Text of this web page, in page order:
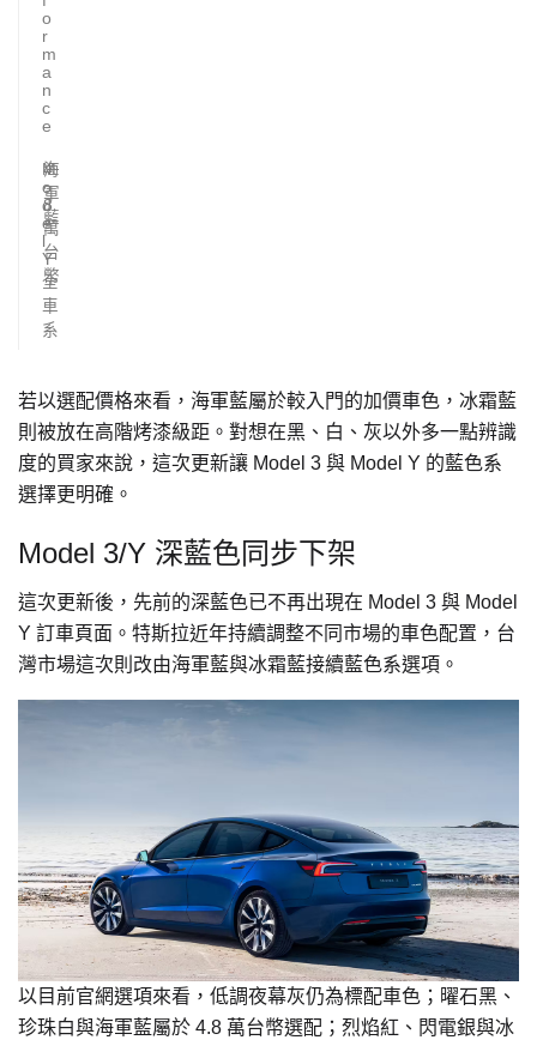
o
r
m
a
n
c
e
M
o
d
e
l
Y
全
車
系
海
軍
藍
4
.
8
萬
台
幣
若以選配價格來看，海軍藍屬於較入門的加價車色，冰霜藍
則被放在高階烤漆級距。對想在黑、白、灰以外多一點辨識
度的買家來說，這次更新讓 Model 3 與 Model Y 的藍色系
選擇更明確。
Model 3/Y 深藍色同步下架
這次更新後，先前的深藍色已不再出現在 Model 3 與 Model
Y 訂車頁面。特斯拉近年持續調整不同市場的車色配置，台
灣市場這次則改由海軍藍與冰霜藍接續藍色系選項。
以目前官網選項來看，低調夜幕灰仍為標配車色；曜石黑、
珍珠白與海軍藍屬於 4.8 萬台幣選配；烈焰紅、閃電銀與冰